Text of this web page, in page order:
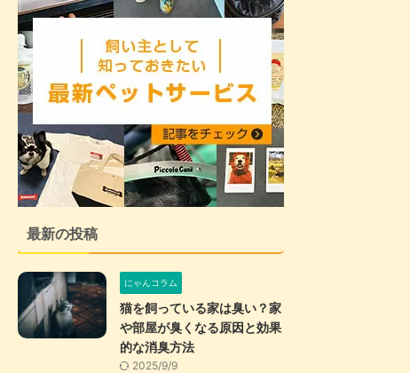
最新の投稿
にゃんコラム
猫を飼っている家は臭い？家
や部屋が臭くなる原因と効果
的な消臭方法
2025/9/9